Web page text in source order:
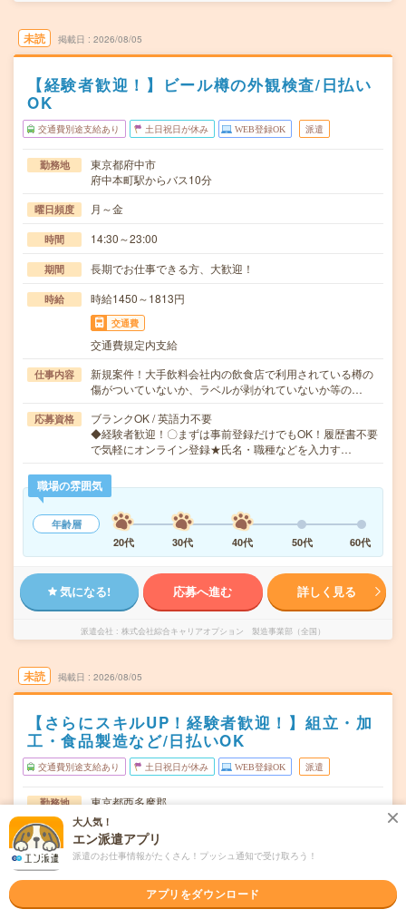
未読 掲載日 2026/08/05
【経験者歓迎！】ビール樽の外観検査/日払い
OK
交通費別途支給あり 土日祝日が休み WEB登録OK 派遣
勤務地
東京都府中市
府中本町駅からバス10分
曜日頻度 月～金
時間 14:30～23:00
期間 長期でお仕事できる方、大歓迎！
時給 時給1450～1813円
交通費
交通費規定内支給
仕事内容
新規案件！大手飲料会社内の飲食店で利用されている樽の
傷がついていないか、ラベルが剥がれていないか等の…
応募資格
ブランクOK / 英語力不要
◆経験者歓迎！〇まずは事前登録だけでもOK！履歴書不要
で気軽にオンライン登録★氏名・職種などを入力す…
職場の雰囲気
年齢層
20代
30代 40代 50代 60代
気になる! 応募へ進む 詳しく見る
派遣会社 株式会社綜合キャリアオプション 製造事業部（全国）
未読 掲載日 2026/08/05
【さらにスキルUP！経験者歓迎！】組立・加
工・食品製造など/日払いOK
交通費別途支給あり 土日祝日が休み WEB登録OK 派遣
勤務地
東京都西多摩郡
箱根ケ崎駅から車10分
曜日頻度 月～金
時間
期間 長期でお仕事できる方、大歓迎！
大人気！
エン派遣アプリ
派遣のお仕事情報がたくさん！プッシュ通知で受け取ろう！
アプリをダウンロード